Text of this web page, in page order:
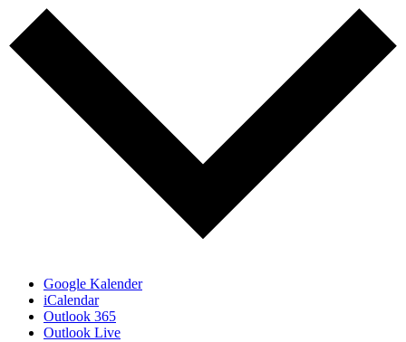
Google Kalender
iCalendar
Outlook 365
Outlook Live